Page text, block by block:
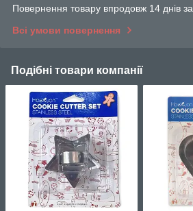
Повернення товару впродовж 14 днів
Всі умови повернення
Подібні товари компанії